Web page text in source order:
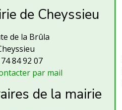
de Cheyssieu
de la Brûla
84 92 07
par mail
de la mairie